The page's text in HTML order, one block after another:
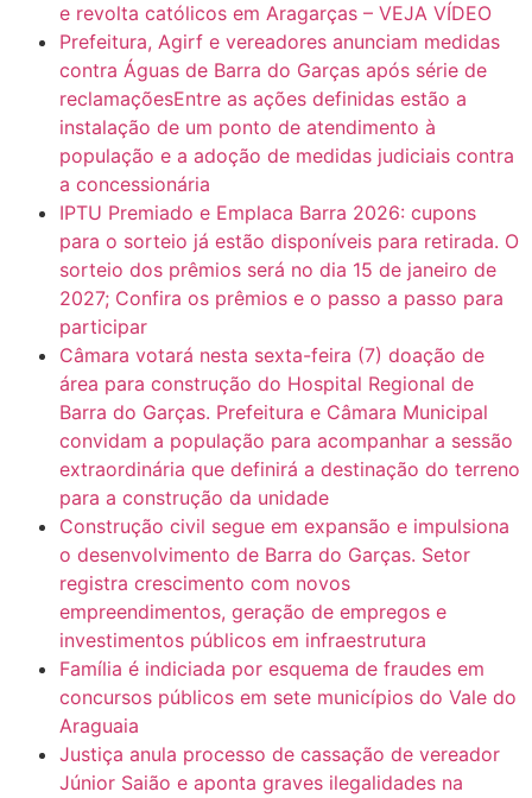
e revolta católicos em Aragarças – VEJA VÍDEO
Prefeitura, Agirf e vereadores anunciam medidas
contra Águas de Barra do Garças após série de
reclamaçõesEntre as ações definidas estão a
instalação de um ponto de atendimento à
população e a adoção de medidas judiciais contra
a concessionária
IPTU Premiado e Emplaca Barra 2026: cupons
para o sorteio já estão disponíveis para retirada. O
sorteio dos prêmios será no dia 15 de janeiro de
2027; Confira os prêmios e o passo a passo para
participar
Câmara votará nesta sexta-feira (7) doação de
área para construção do Hospital Regional de
Barra do Garças. Prefeitura e Câmara Municipal
convidam a população para acompanhar a sessão
extraordinária que definirá a destinação do terreno
para a construção da unidade
Construção civil segue em expansão e impulsiona
o desenvolvimento de Barra do Garças. Setor
registra crescimento com novos
empreendimentos, geração de empregos e
investimentos públicos em infraestrutura
Família é indiciada por esquema de fraudes em
concursos públicos em sete municípios do Vale do
Araguaia
Justiça anula processo de cassação de vereador
Júnior Saião e aponta graves ilegalidades na